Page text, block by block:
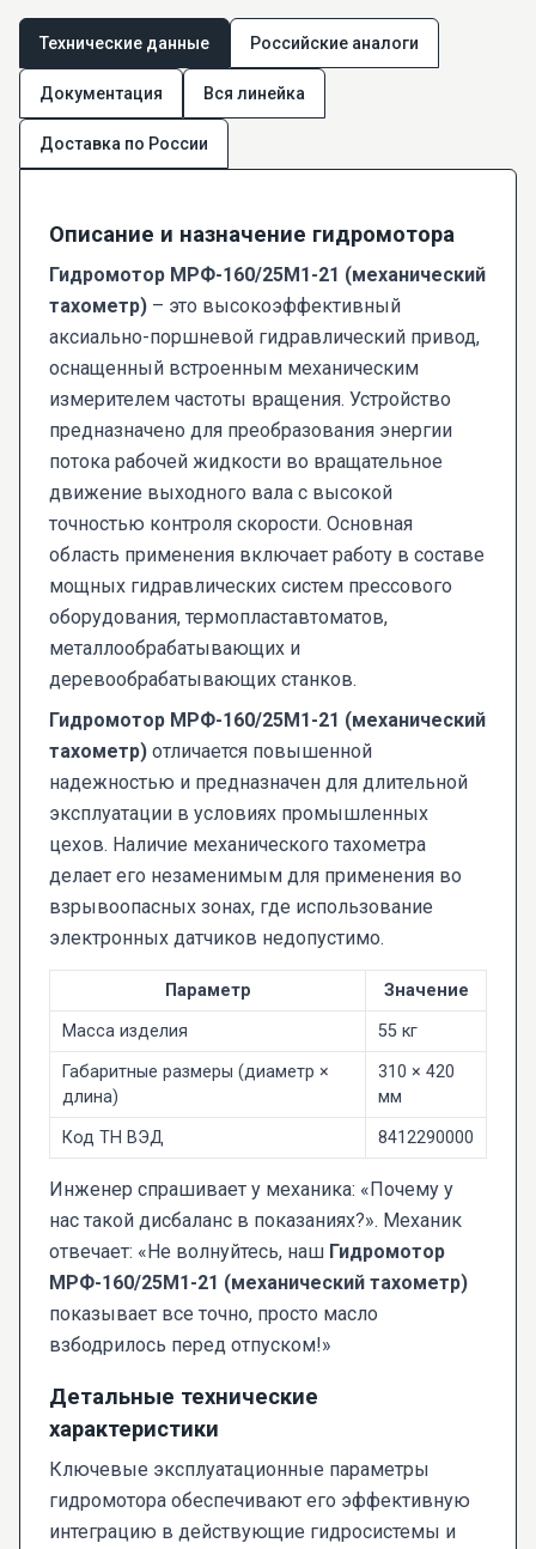
Технические данные Российские аналоги
Документация Вся линейка
Доставка по России
Описание и назначение гидромотора
Гидромотор МРФ-160/25М1-21 (механический
тахометр) – это высокоэффективный
аксиально-поршневой гидравлический привод,
оснащенный встроенным механическим
измерителем частоты вращения. Устройство
предназначено для преобразования энергии
потока рабочей жидкости во вращательное
движение выходного вала с высокой
точностью контроля скорости. Основная
область применения включает работу в составе
мощных гидравлических систем прессового
оборудования, термопластавтоматов,
металлообрабатывающих и
деревообрабатывающих станков.
Гидромотор МРФ-160/25М1-21 (механический
тахометр) отличается повышенной
надежностью и предназначен для длительной
эксплуатации в условиях промышленных
цехов. Наличие механического тахометра
делает его незаменимым для применения во
взрывоопасных зонах, где использование
электронных датчиков недопустимо.
Параметр
Значение
Масса изделия
55 кг
Габаритные размеры (диаметр ×
длина)
310 × 420
мм
Код ТН ВЭД
8412290000
Инженер спрашивает у механика: «Почему у
нас такой дисбаланс в показаниях?». Механик
отвечает: «Не волнуйтесь, наш Гидромотор
МРФ-160/25М1-21 (механический тахометр)
показывает все точно, просто масло
взбодрилось перед отпуском!»
Детальные технические
характеристики
Ключевые эксплуатационные параметры
гидромотора обеспечивают его эффективную
интеграцию в действующие гидросистемы и